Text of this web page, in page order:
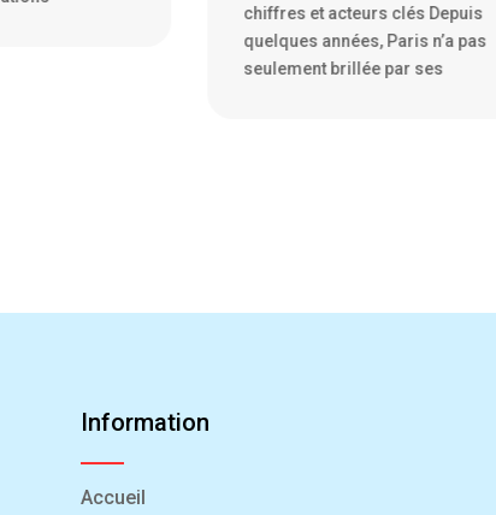
culture et de gastronomie, est
de se faire une place sur la
Information
Accueil